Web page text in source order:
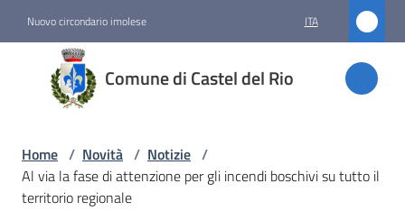
Nuovo circondario imolese ITA
Comune di Castel del Rio
Comune
di
Castel
Home / Novità / Notizie /
Al via la fase di attenzione per gli incendi boschivi su tutto il
territorio regionale